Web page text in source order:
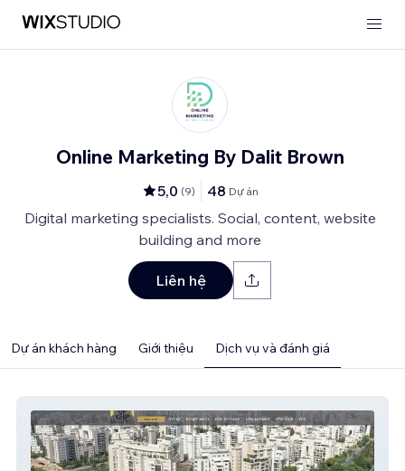
Online Marketing By Dalit Brown
5,0 (9) 48 Dự án
Digital marketing specialists. Social, content, website
building and more
Liên hệ
Dự án khách hàng Giới thiệu Dịch vụ và đánh giá